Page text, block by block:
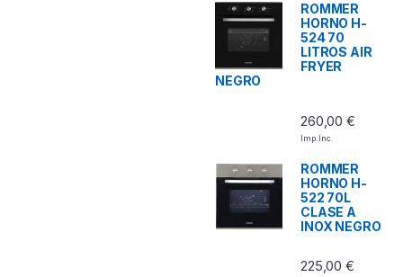
ROMMER
HORNO H-
524 70
LITROS AIR
FRYER
NEGRO
260,00€
Imp. Inc.
ROMMER
HORNO H-
522 70L
CLASE A
INOX NEGRO
225,00€